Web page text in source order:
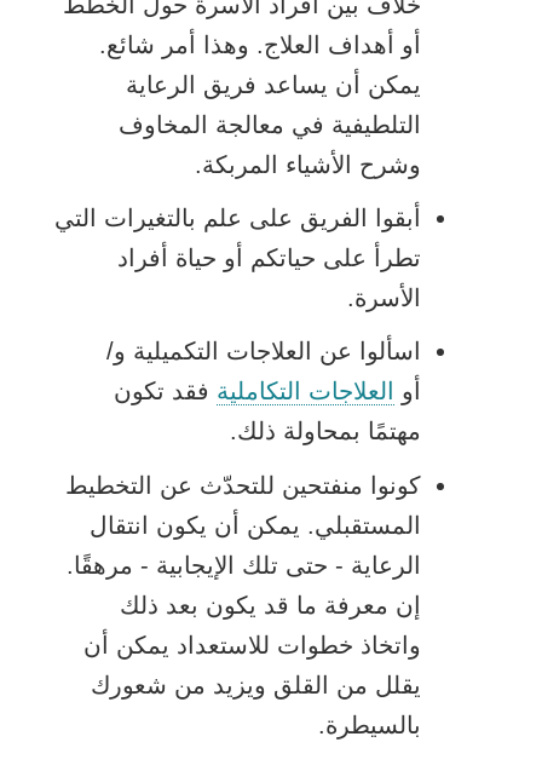
أو أهداف العلاج. وهذا أمر شائع.
يمكن أن يساعد فريق الرعاية
التلطيفية في معالجة المخاوف
وشرح الأشياء المربكة.
أبقوا الفريق على علم بالتغيرات التي
تطرأ على حياتكم أو حياة أفراد
الأسرة.
اسألوا عن العلاجات التكميلية و/
أو
العلاجات التكاملية فقد تكون
مهتمًا بمحاولة ذلك.
كونوا منفتحين للتحدّث عن التخطيط
المستقبلي. يمكن أن يكون انتقال
الرعاية - حتى تلك الإيجابية - مرهقًا.
إن معرفة ما قد يكون بعد ذلك
واتخاذ خطوات للاستعداد يمكن أن
يقلل من القلق ويزيد من شعورك
بالسيطرة.